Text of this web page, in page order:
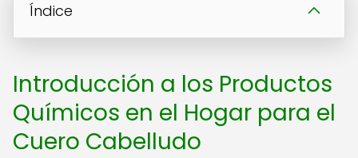
Índice
Introducción a los Productos
Químicos en el Hogar para el
Cuero Cabelludo